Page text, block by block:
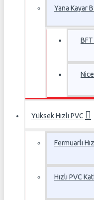
Yana Kayar
Yüksek Hızlı PVC
Fermuarlı
Hızlı PVC